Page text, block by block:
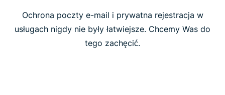
Ochrona poczty e-mail i prywatna rejestracja w
usługach nigdy nie były łatwiejsze. Chcemy Was do
tego zachęcić.